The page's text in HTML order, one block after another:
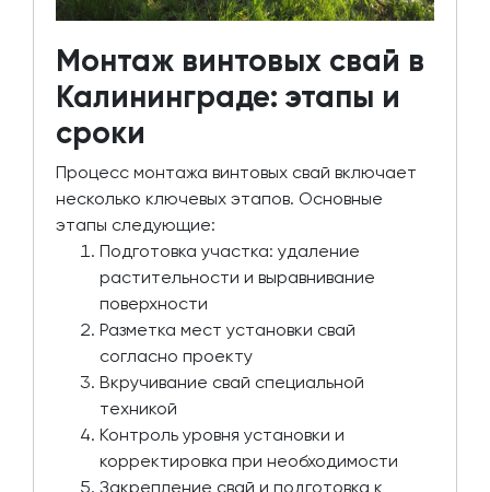
Монтаж винтовых свай в
Калининграде: этапы и
сроки
Процесс монтажа винтовых свай включает
несколько ключевых этапов. Основные
этапы следующие:
Подготовка участка: удаление
растительности и выравнивание
поверхности
Разметка мест установки свай
согласно проекту
Вкручивание свай специальной
техникой
Контроль уровня установки и
корректировка при необходимости
Закрепление свай и подготовка к